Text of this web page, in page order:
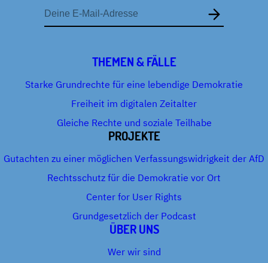
E-
Mail-
Adresse
THEMEN & FÄLLE
Starke Grundrechte für eine lebendige Demokratie
Freiheit im digitalen Zeitalter
Gleiche Rechte und soziale Teilhabe
PROJEKTE
Gutachten zu einer möglichen Verfassungswidrigkeit der AfD
Rechtsschutz für die Demokratie vor Ort
Center for User Rights
Grundgesetzlich der Podcast
ÜBER UNS
Wer wir sind